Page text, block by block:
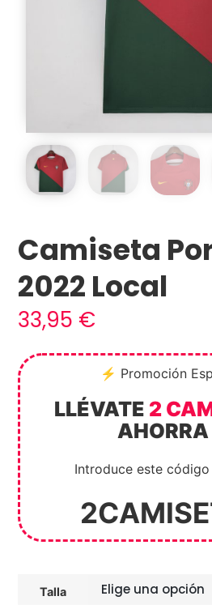
Camiseta
2022 Local
33,95 €
⚡ Promoción
LLÉVATE 2
AHORRA
Introduce este
Talla